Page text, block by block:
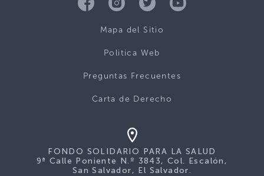
Mapa del Sitio
Politica Web
Preguntas Frecuentes
Carta de Derecho
FONDO SOLIDARIO PARA LA SALUD
9ª Calle Poniente N.º 3843, Col. Escalón,
San Salvador, El Salvador.